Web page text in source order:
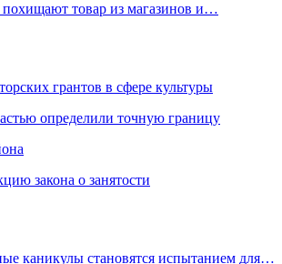
похищают товар из магазинов и…
грантов в сфере культуры
определили точную границу
закона о занятости
каникулы становятся испытанием для…